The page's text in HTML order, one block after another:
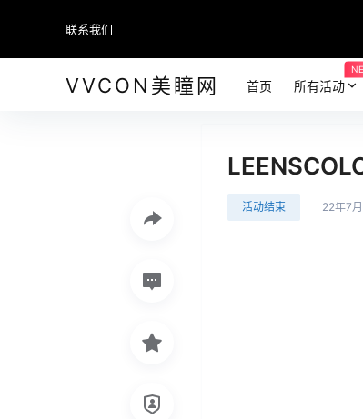
联系我们
VVCON美瞳网 首页 所有活动
活动结束 22年7